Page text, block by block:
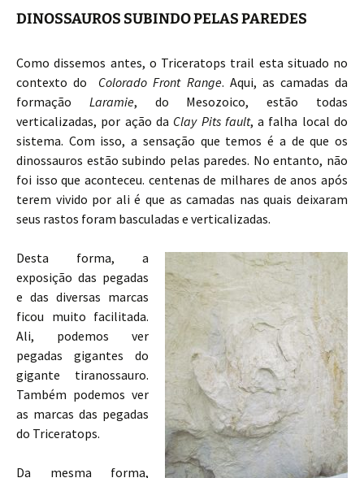
DINOSSAUROS SUBINDO PELAS PAREDES
Como dissemos antes, o Triceratops trail esta situado no
contexto do Colorado Front Range. Aqui, as camadas da
formação Laramie, do Mesozoico, estão todas
verticalizadas, por ação da Clay Pits fault, a falha local do
sistema. Com isso, a sensação que temos é a de que os
dinossauros estão subindo pelas paredes. No entanto, não
foi isso que aconteceu. centenas de milhares de anos após
terem vivido por ali é que as camadas nas quais deixaram
seus rastos foram basculadas e verticalizadas.
Desta forma, a
exposição das pegadas
e das diversas marcas
ficou muito facilitada.
Ali, podemos ver
pegadas gigantes do
gigante tiranossauro.
Também podemos ver
as marcas das pegadas
do Triceratops.
Da mesma forma,